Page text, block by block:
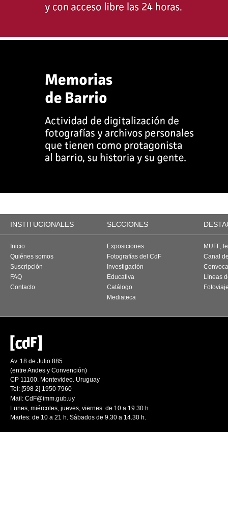
INSTITUCIONALES SECCIONES
Inicio
Quiénes somos
Suscripción
FAQ
Contacto
Exposiciones
Fotografías del CdF
Investigación
Educativa
Catálogo
Mediateca
MUFF,
Canal
Líneas
Av. 18 de Julio 885
(entre Andes y Convención)
CP 11100. Montevideo. Uruguay
Tel: [598 2] 1950 7960
Mail: CdF@imm.gub.uy
Lunes, miércoles, jueves, viernes: de 10 a 19.30 h.
Martes: de 10 a 21 h. Sábados de 9.30 a 14.30 h.